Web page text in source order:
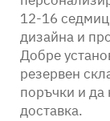
12-16
дизайна и
Добре
резервен
поръчки и да
доставка.